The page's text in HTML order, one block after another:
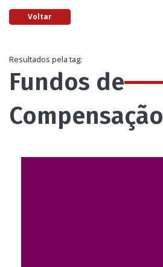
Voltar
Resultados pela tag:
Fundos de
Compensação